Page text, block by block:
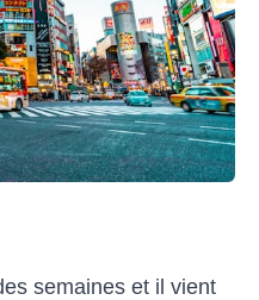
semaines et il vient